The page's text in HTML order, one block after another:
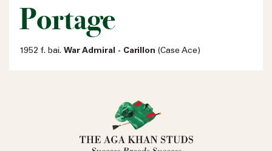
Portage
1952 f. bai. War Admiral - Carillon (Case Ace)